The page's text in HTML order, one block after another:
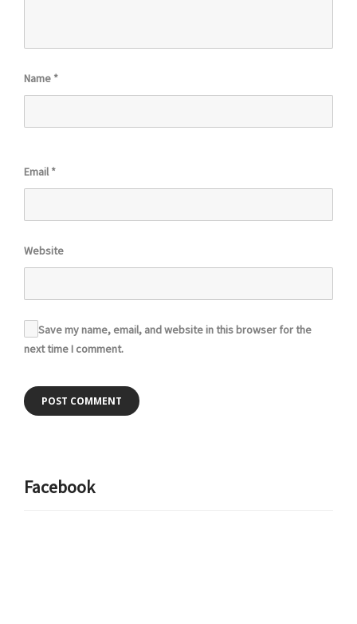
Name *
Email*
Website
Save my name, email, and website in this browser for the
next time I comment.
Facebook